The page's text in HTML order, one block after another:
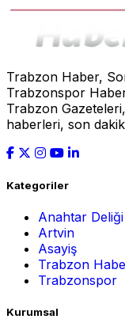
Trabzon Haber,
Trabzonspor
Trabzon
haberleri, son
Kategoriler
Anahtar Deliği
Artvin
Asayiş
Trabzon
Trabzonspor
Kurumsal